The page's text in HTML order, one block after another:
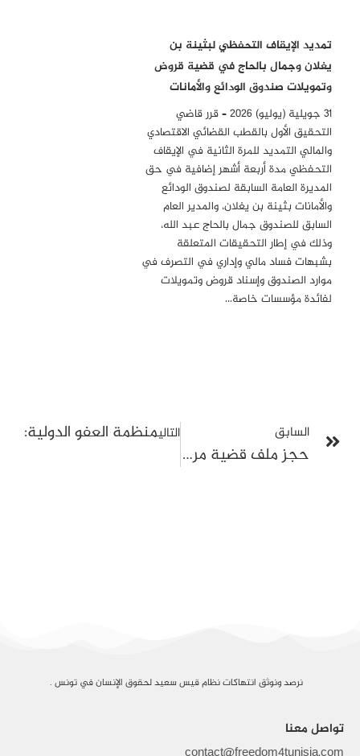
تمديد الإيقاف التحفظي لبثينة بن
يغلان وجمال بالحاج في قضية قروض
وتمويلات صندوق الودائع والأمانات
31 جويلية (يوليو) 2026 – قرر قاضي
التحقيق الأول بالقطب القضائي الاقتصادي
والمالي التمديد للمرة الثانية في الإيقاف
التحفظي مدة أربعة أشهر إضافية في حق
المديرة العامة السابقة لصندوق الودائع
والأمانات بثينة بن يغلان، والمدير العام
السابق للصندوق جمال بالحاج عبد الله،
وذلك في إطار التحقيقات المتعلقة
بشبهات فساد مالي وإداري في التصرف في
موارد الصندوق وإسناد قروض وتمويلات
لفائدة مؤسسات خاصة…
السابق
حجز ملف قضية مروان المبروك ووزراء سابقين وتأجيلها إلى جلسة لاحقة
التاليمنظمة العفو الدولية:
نرصد ونوثق انتهاكات نظام قيس سعيد لحقوق الإنسان في تونس .
تواصل معنا